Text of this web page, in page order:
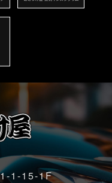
1-1-15-1F